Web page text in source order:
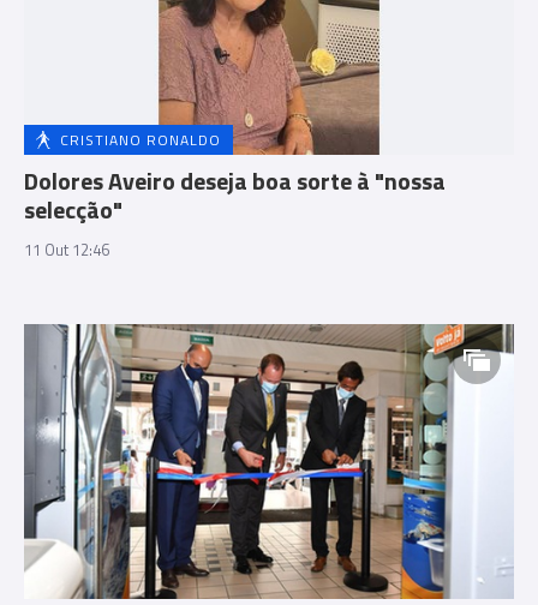
CRISTIANO RONALDO
Dolores Aveiro deseja boa sorte à "nossa
selecção"
11 Out 12:46